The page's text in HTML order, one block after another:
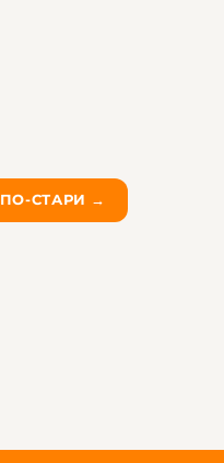
ПО-СТАРИ →